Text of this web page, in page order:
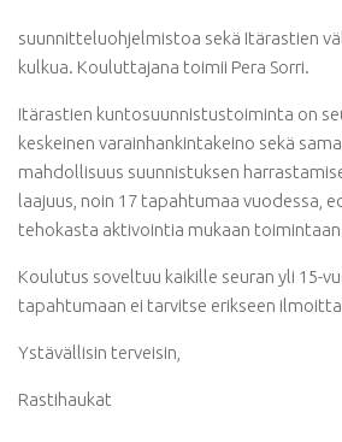
suunnitteluohjelmistoa sekä Itärastien
kulkua. Kouluttajana toimii Pera Sorri.
Itärastien kuntosuunnistustoiminta on
keskeinen varainhankintakeino sekä
mahdollisuus suunnistuksen
laajuus, noin 17 tapahtumaa vuodessa,
tehokasta aktivointia mukaan
Koulutus soveltuu kaikille seuran yli 15-
tapahtumaan ei tarvitse erikseen
Ystävällisin terveisin,
Rastihaukat